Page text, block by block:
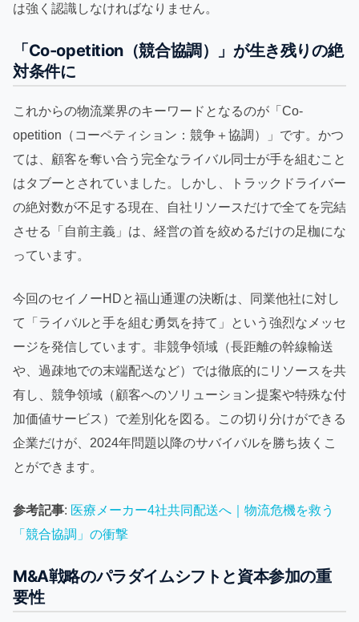
は強く認識しなければなりません。
「Co-opetition（競合協調）」が生き残りの絶
対条件に
これからの物流業界のキーワードとなるのが「Co-
opetition（コーペティション：競争＋協調）」です。かつ
ては、顧客を奪い合う完全なライバル同士が手を組むこと
はタブーとされていました。しかし、トラックドライバー
の絶対数が不足する現在、自社リソースだけで全てを完結
させる「自前主義」は、経営の首を絞めるだけの足枷にな
っています。
今回のセイノーHDと福山通運の決断は、同業他社に対し
て「ライバルと手を組む勇気を持て」という強烈なメッセ
ージを発信しています。非競争領域（長距離の幹線輸送
や、過疎地での末端配送など）では徹底的にリソースを共
有し、競争領域（顧客へのソリューション提案や特殊な付
加価値サービス）で差別化を図る。この切り分けができる
企業だけが、2024年問題以降のサバイバルを勝ち抜くこ
とができます。
参考記事: 医療メーカー4社共同配送へ｜物流危機を救う
「競合協調」の衝撃
M&A戦略のパラダイムシフトと資本参加の重
要性